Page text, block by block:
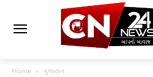
Home ગુજરાત